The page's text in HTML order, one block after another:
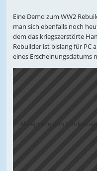
Eine Demo zum WW2
man sich ebenfalls noch
dem das kriegszerstörte
Rebuilder ist bislang für PC
eines Erscheinungsdatums
Akzeptiere den